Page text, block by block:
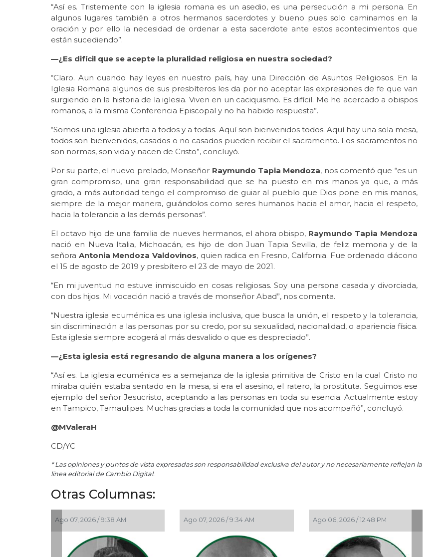
“Así es. Tristemente con la iglesia romana es un asedio, es una persecución a mi persona. En
algunos lugares también a otros hermanos sacerdotes y bueno pues solo caminamos en la
oración y por ello la necesidad de ordenar a esta sacerdote ante estos acontecimientos que
están sucediendo”.
—¿Es difícil que se acepte la pluralidad religiosa en nuestra sociedad?
“Claro. Aun cuando hay leyes en nuestro país, hay una Dirección de Asuntos Religiosos. En la
Iglesia Romana algunos de sus presbíteros les da por no aceptar las expresiones de fe que van
surgiendo en la historia de la iglesia. Viven en un caciquismo. Es difícil. Me he acercado a obispos
romanos, a la misma Conferencia Episcopal y no ha habido respuesta”.
“Somos una iglesia abierta a todos y a todas. Aquí son bienvenidos todos. Aquí hay una sola mesa,
todos son bienvenidos, casados o no casados pueden recibir el sacramento. Los sacramentos no
son normas, son vida y nacen de Cristo”, concluyó.
Por su parte, el nuevo prelado, Monseñor Raymundo Tapia Mendoza, nos comentó que “es un
gran compromiso, una gran responsabilidad que se ha puesto en mis manos ya que, a más
grado, a más autoridad tengo el compromiso de guiar al pueblo que Dios pone en mis manos,
siempre de la mejor manera, guiándolos como seres humanos hacia el amor, hacia el respeto,
hacia la tolerancia a las demás personas”.
El octavo hijo de una familia de nueves hermanos, el ahora obispo, Raymundo Tapia Mendoza
nació en Nueva Italia, Michoacán, es hijo de don Juan Tapia Sevilla, de feliz memoria y de la
señora Antonia Mendoza Valdovinos, quien radica en Fresno, California. Fue ordenado diácono
el 15 de agosto de 2019 y presbítero el 23 de mayo de 2021.
“En mi juventud no estuve inmiscuido en cosas religiosas. Soy una persona casada y divorciada,
con dos hijos. Mi vocación nació a través de monseñor Abad”, nos comenta.
“Nuestra iglesia ecuménica es una iglesia inclusiva, que busca la unión, el respeto y la tolerancia,
sin discriminación a las personas por su credo, por su sexualidad, nacionalidad, o apariencia física.
Esta iglesia siempre acogerá al más desvalido o que es despreciado”.
—¿Esta iglesia está regresando de alguna manera a los orígenes?
“Así es. La iglesia ecuménica es a semejanza de la iglesia primitiva de Cristo en la cual Cristo no
miraba quién estaba sentado en la mesa, si era el asesino, el ratero, la prostituta. Seguimos ese
ejemplo del señor Jesucristo, aceptando a las personas en toda su esencia. Actualmente estoy
en Tampico, Tamaulipas. Muchas gracias a toda la comunidad que nos acompañó”, concluyó.
@MValeraH
CD/YC
* Las opiniones y puntos de vista expresadas son responsabilidad exclusiva del autor y no necesariamente reflejan la
línea editorial de Cambio Digital.
Otras Columnas:
Ago 05, 2026 / 9:04 PM Ago 05, 2026 / 11:33 AM Ago 05, 2026 / 9:42 AM